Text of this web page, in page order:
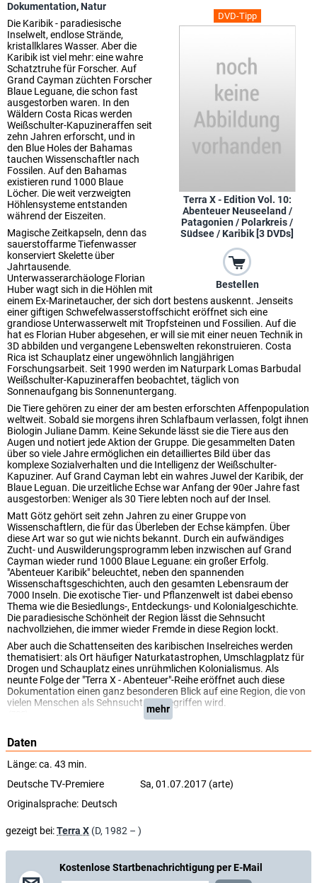
DVD-Tipp
Terra X - Edition Vol. 10:
Abenteuer Neuseeland /
Patagonien / Polarkreis /
Südsee / Karibik [3 DVDs]
Bestellen
Dokumentation,Natur
Die Karibik - paradiesische
Inselwelt, endlose Strände,
kristallklares Wasser. Aber die
Karibik ist viel mehr: eine wahre
Schatztruhe für Forscher. Auf
Grand Cayman züchten Forscher
Blaue Leguane, die schon fast
ausgestorben waren. In den
Wäldern Costa Ricas werden
Weißschulter-Kapuzineraffen seit
zehn Jahren erforscht, und in
den Blue Holes der Bahamas
tauchen Wissenschaftler nach
Fossilen. Auf den Bahamas
existieren rund 1000 Blaue
Löcher. Die weit verzweigten
Höhlensysteme entstanden
während der Eiszeiten.
Magische Zeitkapseln, denn das
sauerstoffarme Tiefenwasser
konserviert Skelette über
Jahrtausende.
Unterwasserarchäologe Florian
Huber wagt sich in die Höhlen mit
einem Ex-Marinetaucher, der sich dort bestens auskennt. Jenseits
einer giftigen Schwefelwasserstoffschicht eröffnet sich eine
grandiose Unterwasserwelt mit Tropfsteinen und Fossilien. Auf die
hat es Florian Huber abgesehen, er will sie mit einer neuen Technik in
3D abbilden und vergangene Lebenswelten rekonstruieren. Costa
Rica ist Schauplatz einer ungewöhnlich langjährigen
Forschungsarbeit. Seit 1990 werden im Naturpark Lomas Barbudal
Weißschulter-Kapuzineraffen beobachtet, täglich von
Sonnenaufgang bis Sonnenuntergang.
Die Tiere gehören zu einer der am besten erforschten Affenpopulation
weltweit. Sobald sie morgens ihren Schlafbaum verlassen, folgt ihnen
Biologin Juliane Damm. Keine Sekunde lässt sie die Tiere aus den
Augen und notiert jede Aktion der Gruppe. Die gesammelten Daten
über so viele Jahre ermöglichen ein detailliertes Bild über das
komplexe Sozialverhalten und die Intelligenz der Weißschulter-
Kapuziner. Auf Grand Cayman lebt ein wahres Juwel der Karibik, der
Blaue Leguan. Die urzeitliche Echse war Anfang der 90er Jahre fast
ausgestorben: Weniger als 30 Tiere lebten noch auf der Insel.
Matt Götz gehört seit zehn Jahren zu einer Gruppe von
Wissenschaftlern, die für das Überleben der Echse kämpfen. Über
diese Art war so gut wie nichts bekannt. Durch ein aufwändiges
Zucht- und Auswilderungsprogramm leben inzwischen auf Grand
Cayman wieder rund 1000 Blaue Leguane: ein großer Erfolg.
"Abenteuer Karibik" beleuchtet, neben den spannenden
Wissenschaftsgeschichten, auch den gesamten Lebensraum der
7000 Inseln. Die exotische Tier- und Pflanzenwelt ist dabei ebenso
Thema wie die Besiedlungs-, Entdeckungs- und Kolonialgeschichte.
Die paradiesische Schönheit der Region lässt die Sehnsucht
nachvollziehen, die immer wieder Fremde in diese Region lockt.
Aber auch die Schattenseiten des karibischen Inselreiches werden
thematisiert: als Ort häufiger Naturkatastrophen, Umschlagplatz für
Drogen und Schauplatz eines unrühmlichen Kolonialismus. Als
neunte Folge der "Terra X - Abenteuer"-Reihe eröffnet auch diese
Dokumentation einen ganz besonderen Blick auf eine Region, die von
vielen Menschen als Sehnsuchtsort begriffen wird.
mehr
Daten
Länge: ca. 43 min.
Deutsche TV-Premiere
Sa, 01.07.2017 (arte)
Originalsprache: Deutsch
gezeigt bei:Terra X (D, 1982 – )
Kostenlose Startbenachrichtigung per E-Mail